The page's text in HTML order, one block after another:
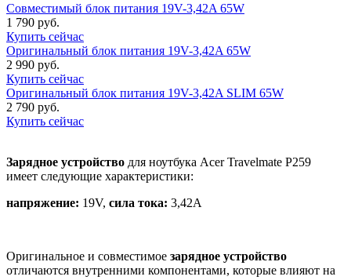
Совместимый блок питания 19V-3,42A 65W
1 790 руб.
Купить сейчас
Оригинальный блок питания 19V-3,42A 65W
2 990 руб.
Купить сейчас
Оригинальный блок питания 19V-3,42A SLIM 65W
2 790 руб.
Купить сейчас
Зарядное устройство для ноутбука Acer Travelmate P259
имеет следующие характеристики:
напряжение: 19V, сила тока: 3,42A
Оригинальное и совместимое зарядное устройство
отличаются внутренними компонентами, которые влияют на